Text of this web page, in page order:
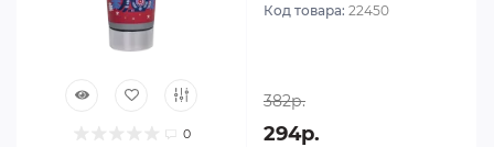
0
Код товара: 22450
382р.
294р.